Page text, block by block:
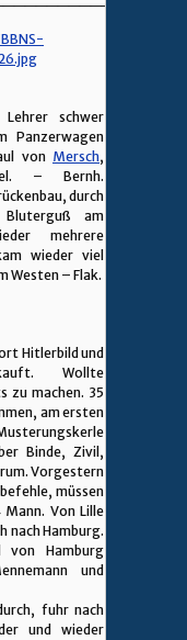
schwer
Panzerwagen
von Mersch,
– Bernh.
durch
Bluterguß am
mehrere
wieder viel
Westen – Flak.
Hitlerbild und
Wollte
zu machen. 35
am ersten
Binde, Zivil,
Vorgestern
müssen
Von Lille
nach Hamburg.
von Hamburg
und
fuhr nach
und wieder